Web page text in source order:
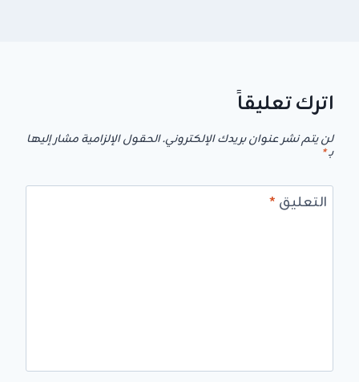
اترك تعليقاً
لن يتم نشر عنوان بريدك الإلكتروني.الحقول الإلزامية مشار إليها
بـ*
التعليق *